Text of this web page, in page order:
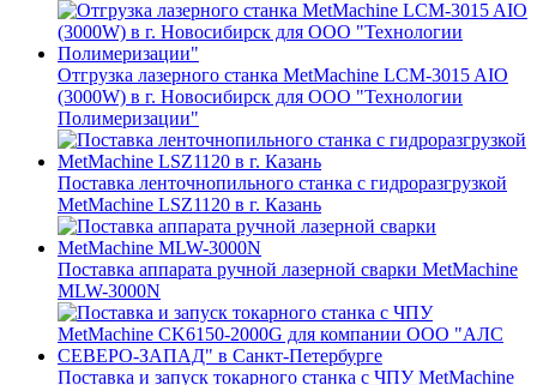
Отгрузка лазерного станка MetMachine LCM-3015 AIO
(3000W) в г. Новосибирск для ООО "Технологии
Полимеризации"
Поставка ленточнопильного станка c гидроразгрузкой
MetMachine LSZ1120 в г. Казань
Поставка аппарата ручной лазерной сварки MetMachine
MLW-3000N
Поставка и запуск токарного станка с ЧПУ MetMachine